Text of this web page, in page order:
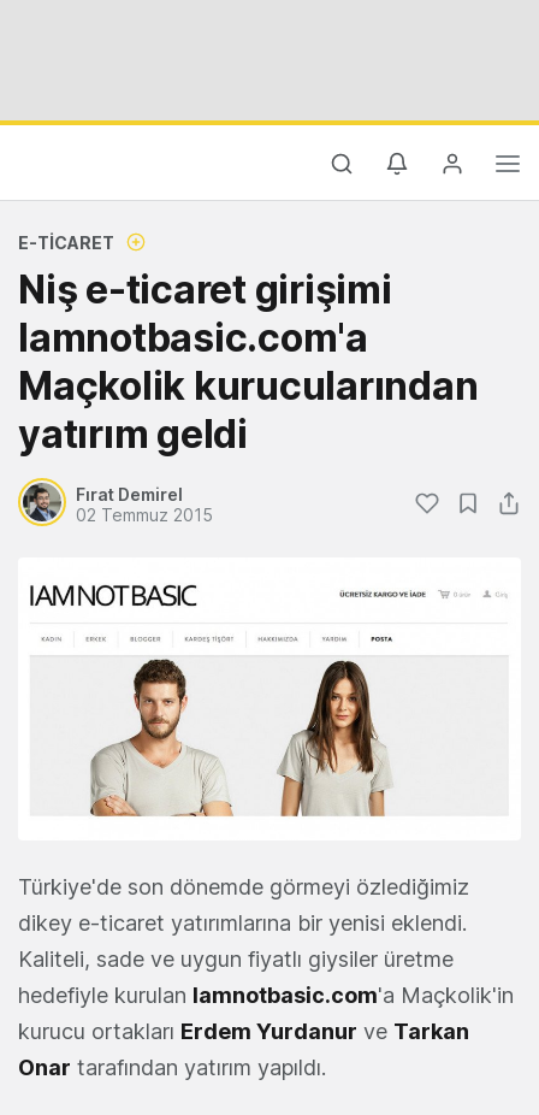
E-TICARET
Niş e-ticaret girişimi
Iamnotbasic.com'a
Maçkolik kurucularından
yatırım geldi
Fırat Demirel
02 Temmuz 2015
Türkiye'de son dönemde görmeyi özlediğimiz
dikey e-ticaret yatırımlarına bir yenisi eklendi.
Kaliteli, sade ve uygun fiyatlı giysiler üretme
hedefiyle kurulan Iamnotbasic.com'a Maçkolik'in
kurucu ortakları Erdem Yurdanur ve Tarkan
Onar tarafından yatırım yapıldı.